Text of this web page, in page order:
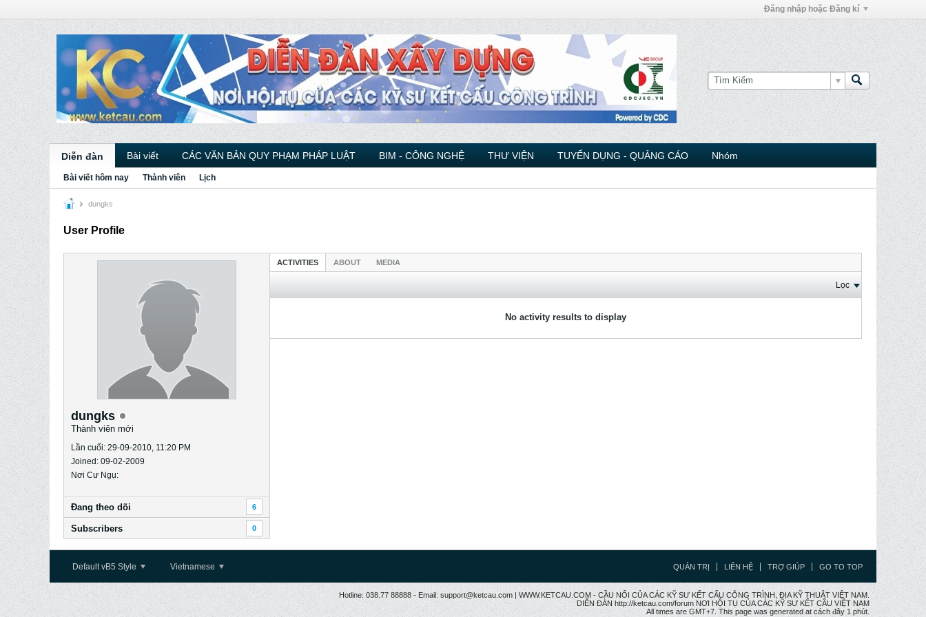
Đăng nhập hoặc Đăng kí
Diễn đàn Bài viết CÁC VĂN BẢN QUY PHẠM PHÁP LUẬT BIM - CÔNG NGHỆ THƯ VIỆN TUYỂN DỤNG - QUẢNG CÁO Nhóm
Bài viết hôm nay Thành viên Lịch
dungks
User Profile
dungks
Thành viên mới
Lần cuối: 29-09-2010, 11:20 PM
Joined: 09-02-2009
Nơi Cư Ngụ:
Ðang theo dõi 6
Subscribers 0
ACTIVITIES ABOUT MEDIA
Lọc
No activity results to display
Default vB5 Style Vietnamese QUẢN TRỊ LIÊN HỆ TRỢ GIÚP GO TO TOP
Hotline: 038.77 88888 - Email: support@ketcau.com | WWW.KETCAU.COM - CẦU NỐI CỦA CÁC KỸ SƯ KẾT CẤU CÔNG TRÌNH, ĐỊA KỸ THUẬT VIỆT NAM.
DIỄN ĐÀN http://ketcau.com/forum NƠI HỘI TỤ CỦA CÁC KỸ SƯ KẾT CÂU VIỆT NAM
All times are GMT+7. This page was generated at cách đây 1 phút.